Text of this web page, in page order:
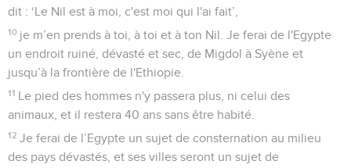
dit : ‘Le Nil est à moi, c'est moi qui l'ai fait’,
10 je m’en prends à toi, à toi et à ton Nil. Je ferai de l'Egypte
un endroit ruiné, dévasté et sec, de Migdol à Syène et
jusqu’à la frontière de l'Ethiopie.
11 Le pied des hommes n'y passera plus, ni celui des
animaux, et il restera 40 ans sans être habité.
12 Je ferai de l’Egypte un sujet de consternation au milieu
des pays dévastés, et ses villes seront un sujet de